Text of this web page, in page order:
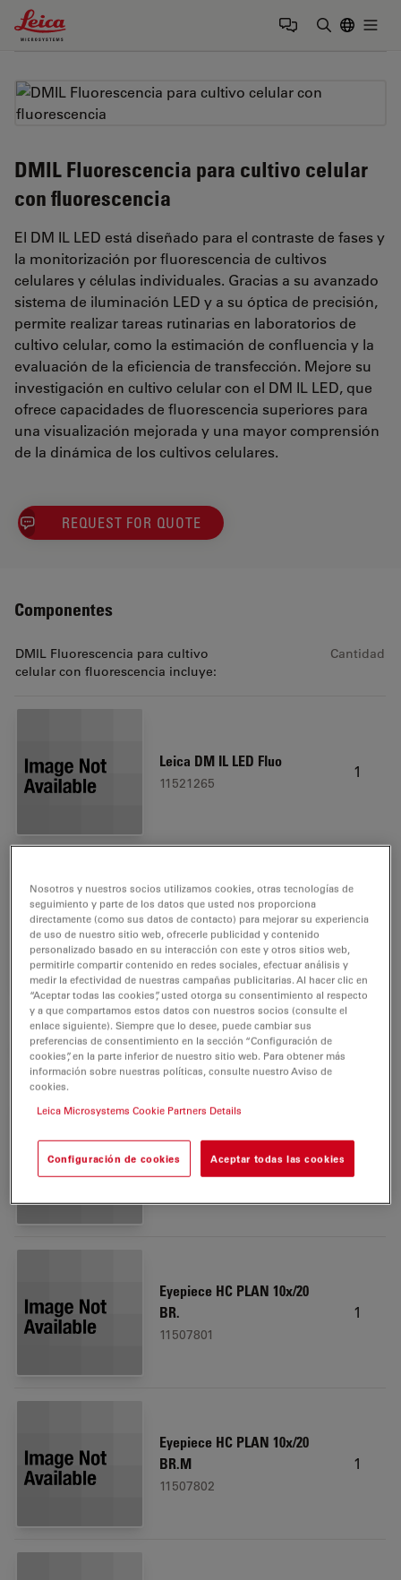
Leica Microsystems Logo
DMIL Fluorescencia para cultivo celular
con fluorescencia
El DM IL LED está diseñado para el contraste de fases y
la monitorización por fluorescencia de cultivos
celulares y células individuales. Gracias a su avanzado
sistema de iluminación LED y a su óptica de precisión,
permite realizar tareas rutinarias en laboratorios de
cultivo celular, como la estimación de confluencia y la
evaluación de la eficiencia de transfección. Mejore su
investigación en cultivo celular con el DM IL LED, que
ofrece capacidades de fluorescencia superiores para
una visualización mejorada y una mayor comprensión
de la dinámica de los cultivos celulares.
REQUEST FOR QUOTE
Componentes
DMIL Fluorescencia para cultivo
celular con fluorescencia incluye:
Cantidad
Leica DM IL LED Fluo
11521265
1
Condenser S80 / 0.30
11521252
1
Microscope Objective HI
PLAN CY 10x/0.25 PH1
11506402
Binocular tube HC ILB
11521250
Eyepiece HC PLAN 10x/20
BR.
11507801
1
Eyepiece HC PLAN 10x/20
BR.M
11507802
1
Nosotros y nuestros socios utilizamos cookies, otras tecnologías de
seguimiento y parte de los datos que usted nos proporciona
directamente (como sus datos de contacto) para mejorar su experiencia
de uso de nuestro sitio web, ofrecerle publicidad y contenido
personalizado basado en su interacción con este y otros sitios web,
permitirle compartir contenido en redes sociales, efectuar análisis y
medir la efectividad de nuestras campañas publicitarias. Al hacer clic en
“Aceptar todas las cookies”, usted otorga su consentimiento al respecto
y a que compartamos estos datos con nuestros socios (consulte el
enlace siguiente). Siempre que lo desee, puede cambiar sus
preferencias de consentimiento en la sección “Configuración de
cookies”, en la parte inferior de nuestro sitio web. Para obtener más
información sobre nuestras políticas, consulte nuestro Aviso de
cookies.
Leica Microsystems Cookie Partners Details
Configuración de cookies Aceptar todas las cookies